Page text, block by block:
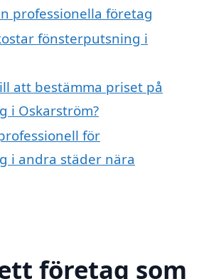
professionella företag
fönsterputsning i
att bestämma priset på
i Oskarström?
för
i andra städer nära
företag som